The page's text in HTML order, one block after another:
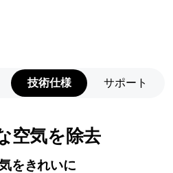
技術仕様 サポート
空気を除去
をきれいに